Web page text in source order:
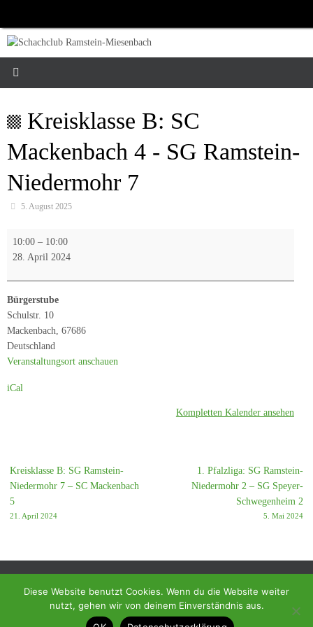
springen
Kreisklasse B: SC
Mackenbach 4 - SG Ramstein-
Niedermohr 7
5. August 2025
Kreisklasse
B:
Mackenbach
4
-
SG
Ramstein-
Niedermohr
10:00 – 10:00
28. April 2024
Bürgerstube
Schulstr. 10
Mackenbach 67686
Deutschland
Veranstaltungsort anschauen
iCal
Kompletten Kalender ansehen
Kreisklasse B: SG Ramstein-
Niedermohr 7 – SC Mackenbach
5
21. April 2024
1. Pfalzliga: SG Ramstein-
Niedermohr 2 – SG Speyer-
Schwegenheim 2
5. Mai 2024
© 2018 - Homepage des SC Ramstein-Miesenbach
Diese Website benutzt Cookies. Wenn du die Website weiter
nutzt, gehen wir von deinem Einverständnis aus.